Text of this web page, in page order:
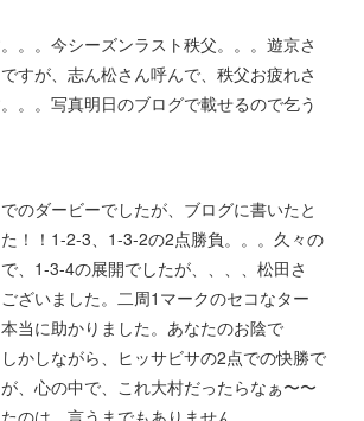
。。今シーズンラスト秩父。。。遊京さ
すが、志ん松さん呼んで、秩父お疲れさ
。。写真明日のブログで載せるので乞う
のダービーでしたが、ブログに書いたと
！！1-2-3、1-3-2の2点勝負。。。久々の
、1-3-4の展開でしたが、、、、松田さ
ざいました。二周1マークのセコなター
当に助かりました。あなたのお陰で
かしながら、ヒッサビサの2点での快勝で
、心の中で、これ大村だったらなぁ〜〜
のは、言うまでもありません。。。。